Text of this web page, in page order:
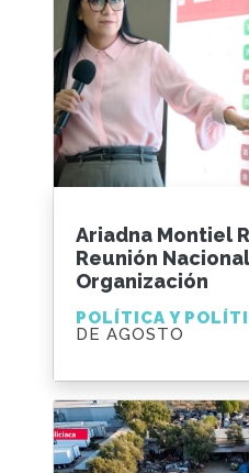
Ariadna Montiel
Reunión
Organización
POLÍTICA Y
DE AGOSTO